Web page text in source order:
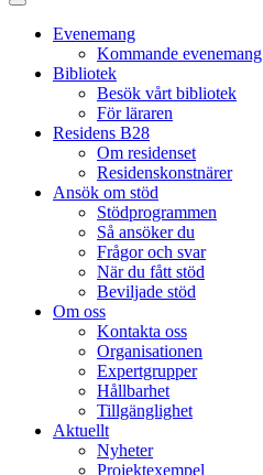
Stäng
huvudmenyn
Evenemang
Kommande evenemang
Bibliotek
Besök vårt bibliotek
För läraren
Residens B28
Om residenset
Residenskonstnärer
Ansök om stöd
Stödprogrammen
Så ansöker du
Frågor och svar
När du fått stöd
Beviljade stöd
Om oss
Kontakta oss
Organisationen
Expertgrupper
Hållbarhet
Tillgänglighet
Aktuellt
Nyheter
Projektexempel